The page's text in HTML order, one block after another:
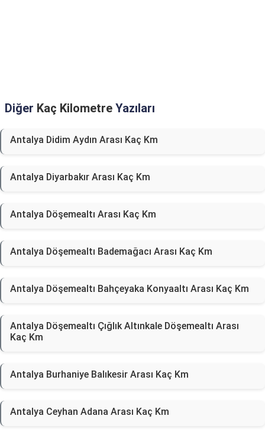
Diğer Kaç Kilometre Yazıları
Antalya Didim Aydın Arası Kaç Km
Antalya Diyarbakır Arası Kaç Km
Antalya Döşemealtı Arası Kaç Km
Antalya Döşemealtı Bademağacı Arası Kaç Km
Antalya Döşemealtı Bahçeyaka Konyaaltı Arası Kaç Km
Antalya Döşemealtı Çığlık Altınkale Döşemealtı Arası
Kaç Km
Antalya Burhaniye Balıkesir Arası Kaç Km
Antalya Ceyhan Adana Arası Kaç Km